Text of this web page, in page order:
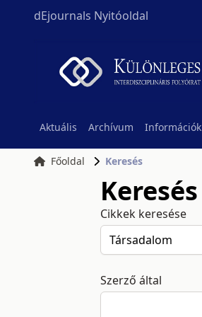
dEjournals Nyitóoldal
Aktuális Archívum Információk
Főoldal Keresés
Keresés
Cikkek keresése
Szerző által